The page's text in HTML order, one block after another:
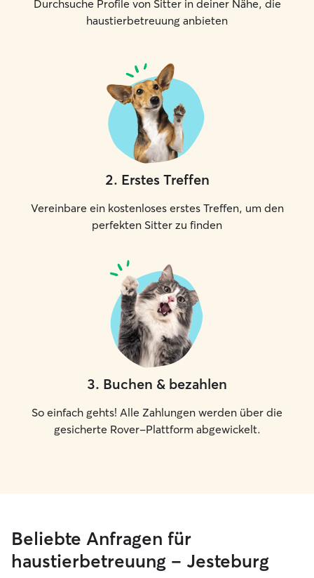
Durchsuche Profile von Sitter in deiner Nähe, die
haustierbetreuung anbieten
2. Erstes Treffen
Vereinbare ein kostenloses erstes Treffen, um den
perfekten Sitter zu finden
3. Buchen & bezahlen
So einfach gehts! Alle Zahlungen werden über die
gesicherte Rover-Plattform abgewickelt.
Beliebte Anfragen für
haustierbetreuung – Jesteburg